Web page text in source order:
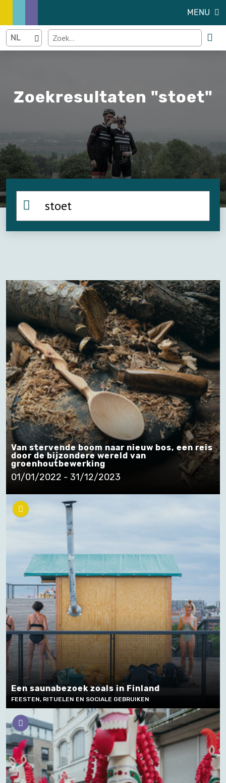
MENU
Zoekresultaten "stoet"
Van stervende boom naar nieuw bos, een reis
door de bijzondere wereld van
groenhoutbewerking
01/01/2022 - 31/12/2023
Een saunabezoek zoals in Finland
FEESTEN, RITUELEN EN SOCIALE GEBRUIKEN